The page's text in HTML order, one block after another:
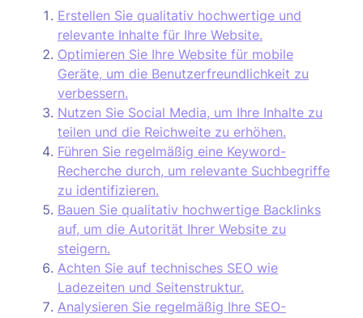
Erstellen Sie qualitativ hochwertige und
relevante Inhalte für Ihre Website.
Optimieren Sie Ihre Website für mobile
Geräte, um die Benutzerfreundlichkeit zu
verbessern.
Nutzen Sie Social Media, um Ihre Inhalte zu
teilen und die Reichweite zu erhöhen.
Führen Sie regelmäßig eine Keyword-
Recherche durch, um relevante Suchbegriffe
zu identifizieren.
Bauen Sie qualitativ hochwertige Backlinks
auf, um die Autorität Ihrer Website zu
steigern.
Achten Sie auf technisches SEO wie
Ladezeiten und Seitenstruktur.
Analysieren Sie regelmäßig Ihre SEO-